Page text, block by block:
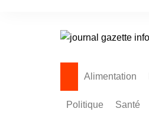
Alimentation
Politique Santé